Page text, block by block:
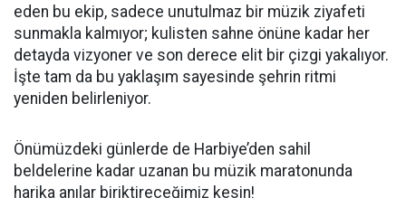
eden bu ekip, sadece unutulmaz bir müzik ziyafeti
sunmakla kalmıyor; kulisten sahne önüne kadar her
detayda vizyoner ve son derece elit bir çizgi yakalıyor.
İşte tam da bu yaklaşım sayesinde şehrin ritmi
yeniden belirleniyor.
Önümüzdeki günlerde de Harbiye’den sahil
beldelerine kadar uzanan bu müzik maratonunda
harika anılar biriktireceğimiz kesin!